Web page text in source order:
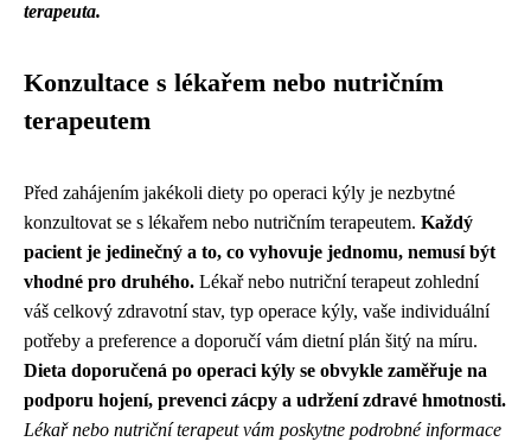
terapeuta.
Konzultace s lékařem nebo nutričním
terapeutem
Před zahájením jakékoli diety po operaci kýly je nezbytné
konzultovat se s lékařem nebo nutričním terapeutem. Každý
pacient je jedinečný a to, co vyhovuje jednomu, nemusí být
vhodné pro druhého. Lékař nebo nutriční terapeut zohlední
váš celkový zdravotní stav, typ operace kýly, vaše individuální
potřeby a preference a doporučí vám dietní plán šitý na míru.
Dieta doporučená po operaci kýly se obvykle zaměřuje na
podporu hojení, prevenci zácpy a udržení zdravé hmotnosti.
Lékař nebo nutriční terapeut vám poskytne podrobné informace